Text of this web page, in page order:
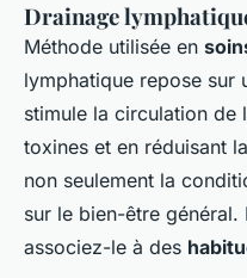
Drainage
Méthode utilisée en
lymphatique repose sur
stimule la circulation de
toxines et en réduisant
non seulement la
sur le bien-être
associez-le à des